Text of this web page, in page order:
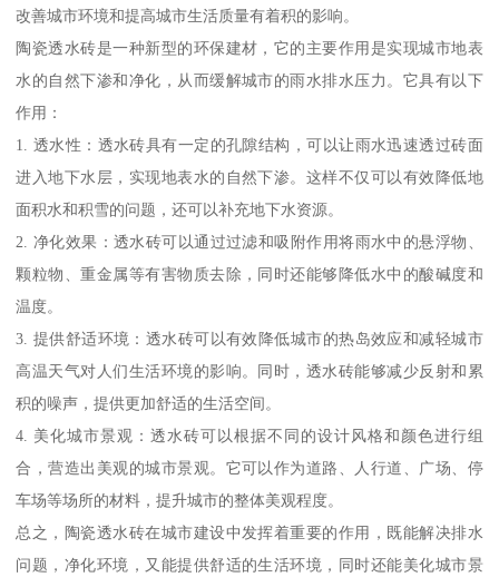
改善城市环境和提高城市生活质量有着积的影响。
陶瓷透水砖是一种新型的环保建材，它的主要作用是实现城市地表
水的自然下渗和净化，从而缓解城市的雨水排水压力。它具有以下
作用：
1. 透水性：透水砖具有一定的孔隙结构，可以让雨水迅速透过砖面
进入地下水层，实现地表水的自然下渗。这样不仅可以有效降低地
面积水和积雪的问题，还可以补充地下水资源。
2. 净化效果：透水砖可以通过过滤和吸附作用将雨水中的悬浮物、
颗粒物、重金属等有害物质去除，同时还能够降低水中的酸碱度和
温度。
3. 提供舒适环境：透水砖可以有效降低城市的热岛效应和减轻城市
高温天气对人们生活环境的影响。同时，透水砖能够减少反射和累
积的噪声，提供更加舒适的生活空间。
4. 美化城市景观：透水砖可以根据不同的设计风格和颜色进行组
合，营造出美观的城市景观。它可以作为道路、人行道、广场、停
车场等场所的材料，提升城市的整体美观程度。
总之，陶瓷透水砖在城市建设中发挥着重要的作用，既能解决排水
问题，净化环境，又能提供舒适的生活环境，同时还能美化城市景